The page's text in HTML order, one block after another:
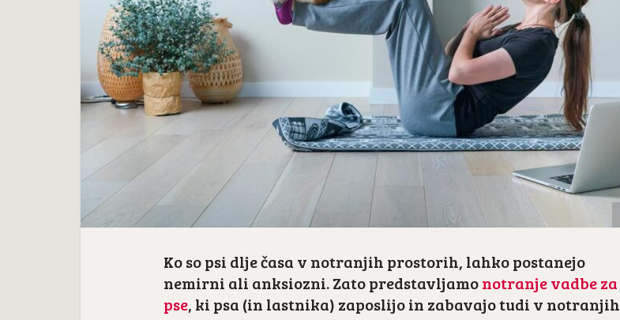
Ko so psi dlje časa v notranjih prostorih, lahko postanejo
nemirni ali anksiozni. Zato predstavljamonotranje vadbe za
pse, ki psa (in lastnika) zaposlijo in zabavajo tudi v notranjih